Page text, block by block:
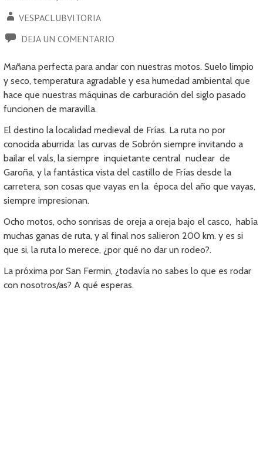
VESPACLUBVITORIA
DEJA UN COMENTARIO
Mañana perfecta para andar con nuestras motos. Suelo limpio
y seco, temperatura agradable y esa humedad ambiental que
hace que nuestras máquinas de carburación del siglo pasado
funcionen de maravilla.
El destino la localidad medieval de Frías. La ruta no por
conocida aburrida: las curvas de Sobrón siempre invitando a
bailar el vals, la siempre inquietante central nuclear de
Garoña, y la fantástica vista del castillo de Frías desde la
carretera, son cosas que vayas en la época del año que vayas,
siempre impresionan.
Ocho motos, ocho sonrisas de oreja a oreja bajo el casco, había
muchas ganas de ruta, y al final nos salieron 200 km. y es si
que si, la ruta lo merece, ¿por qué no dar un rodeo?.
La próxima por San Fermin, ¿todavía no sabes lo que es rodar
con nosotros/as? A qué esperas.